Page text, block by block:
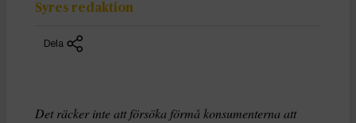
Syres redaktion
Dela
Det räcker inte att försöka förmå konsumenterna att